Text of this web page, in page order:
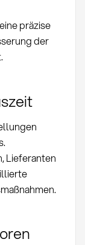
präzise
der
Lieferanten